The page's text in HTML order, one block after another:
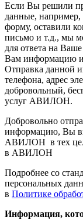
Если Вы решили
данные, например,
форму, оставили
письмо и т.д., мы
для ответа на
Вам информацию
Отправка данной
телефона, адрес
добровольный,
услуг АВИЛОН.
Добровольно
информацию, Вы
АВИЛОН в тех
в АВИЛОН
Подробнее со
персональных
в Политике
Информация,